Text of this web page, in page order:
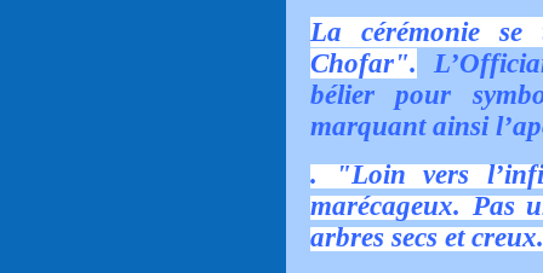
La cérémonie
Chofar".
bélier pour
marquant ainsi
. "Loin vers
marécageux. Pas
arbres secs et